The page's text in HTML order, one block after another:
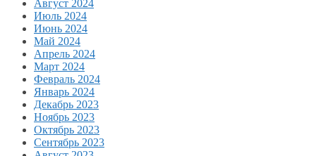
Август 2024
Июль 2024
Июнь 2024
Май 2024
Апрель 2024
Март 2024
Февраль 2024
Январь 2024
Декабрь 2023
Ноябрь 2023
Октябрь 2023
Сентябрь 2023